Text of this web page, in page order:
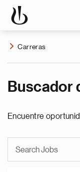
Carreras
Buscador
Encuentre